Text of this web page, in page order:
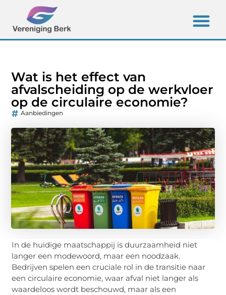
Wat is het effect van
afvalscheiding op de werkvloer
op de circulaire economie?
Aanbiedingen
In de huidige maatschappij is duurzaamheid niet
langer een modewoord, maar een noodzaak.
Bedrijven spelen een cruciale rol in de transitie naar
een circulaire economie, waar afval niet langer als
waardeloos wordt beschouwd, maar als een